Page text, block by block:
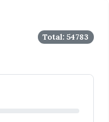
Total: 54783